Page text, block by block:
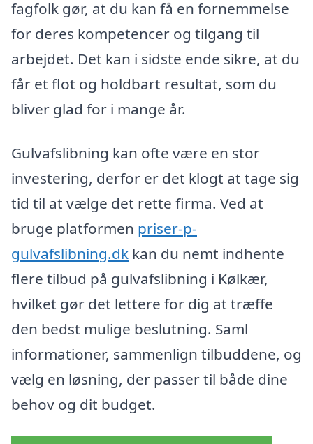
fagfolk gør, at du kan få en fornemmelse
for deres kompetencer og tilgang til
arbejdet. Det kan i sidste ende sikre, at du
får et flot og holdbart resultat, som du
bliver glad for i mange år.
Gulvafslibning kan ofte være en stor
investering, derfor er det klogt at tage sig
tid til at vælge det rette firma. Ved at
bruge platformen priser-p-
gulvafslibning.dk kan du nemt indhente
flere tilbud på gulvafslibning i Kølkær,
hvilket gør det lettere for dig at træffe
den bedst mulige beslutning. Saml
informationer, sammenlign tilbuddene, og
vælg en løsning, der passer til både dine
behov og dit budget.